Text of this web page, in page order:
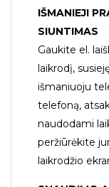
IŠMANIEJI
SIUNTIMAS
Gaukite el.
laikrodį,
išmaniuoju
telefoną,
naudodami
peržiūrėkite
laikrodžio